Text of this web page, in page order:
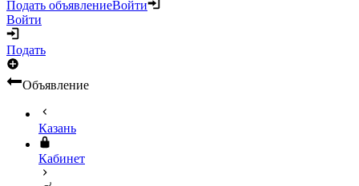
Подать объявлениеВойти
Войти
Подать
Объявление
Казань
Кабинет